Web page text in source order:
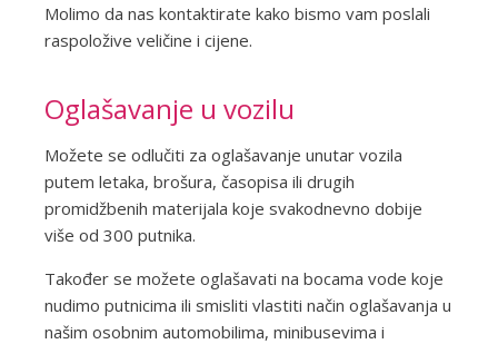
Molimo da nas kontaktirate kako bismo vam poslali
raspoložive veličine i cijene.
Oglašavanje u vozilu
Možete se odlučiti za oglašavanje unutar vozila
putem letaka, brošura, časopisa ili drugih
promidžbenih materijala koje svakodnevno dobije
više od 300 putnika.
Također se možete oglašavati na bocama vode koje
nudimo putnicima ili smisliti vlastiti način oglašavanja u
našim osobnim automobilima, minibusevima i